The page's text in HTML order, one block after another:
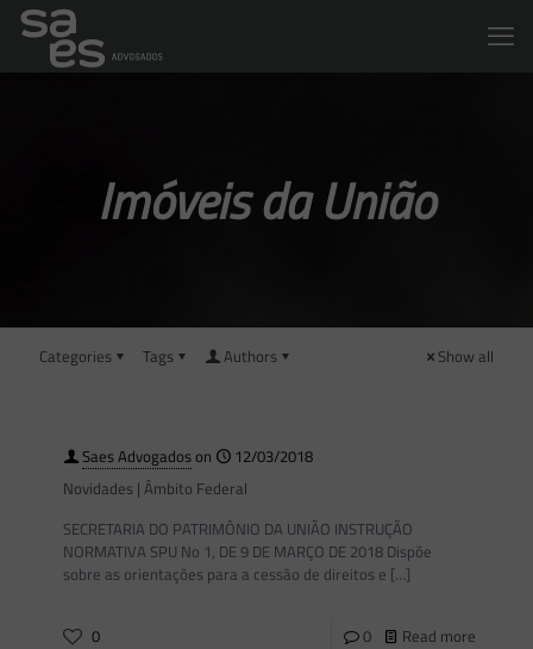
Imóveis da União
Categories Tags Authors Show all
Saes Advogadoson
12/03/2018
Novidades | Âmbito Federal
SECRETARIA DO PATRIMÔNIO DA UNIÃO INSTRUÇÃO
NORMATIVA SPU No 1, DE 9 DE MARÇO DE 2018 Dispõe
sobre as orientações para a cessão de direitos e […]
0 0 Read more